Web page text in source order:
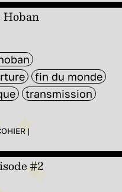
Hoban
fin du monde
transmission
|
#2